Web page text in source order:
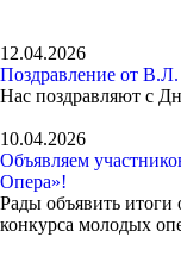
12.04.2026
Поздравление от
Нас поздравляют с
10.04.2026
Объявляем
Опера»!
Рады объявить
конкурса молодых